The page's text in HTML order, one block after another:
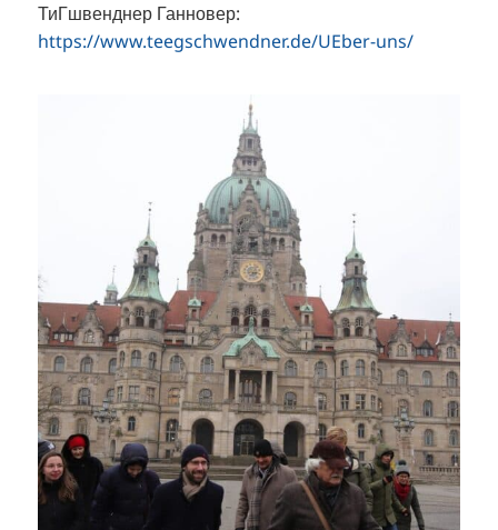
ТиГшвенднер Ганновер:
https://www.teegschwendner.de/UEber-uns/